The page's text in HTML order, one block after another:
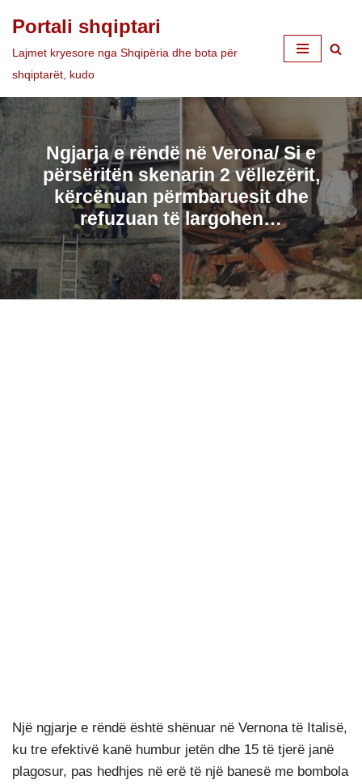
Skip
to
Portali shqiptari
Lajmet kryesore nga Shqipëria dhe bota për
shqiptarët, kudo
Ngjarja e rëndë në Verona/ Si e
përsëritën skenarin 2 vëllezërit,
kërcënuan përmbaruesit dhe
refuzuan të largohen…
Një ngjarje e rëndë është shënuar në Vernona të Italisë,
ku tre efektivë kanë humbur jetën dhe 15 të tjerë janë
plagosur, pas hedhjes në erë të një banesë me bombola